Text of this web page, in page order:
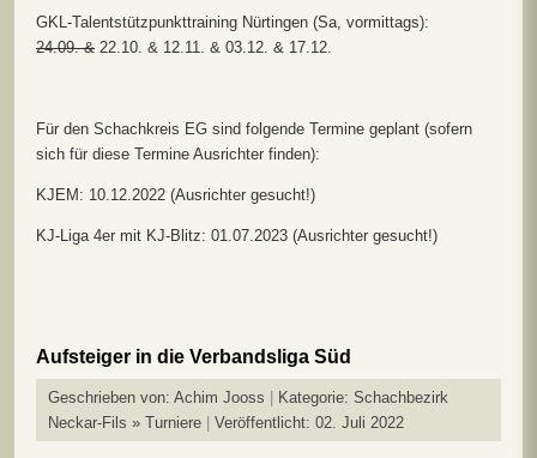
GKL-Talentstützpunkttraining Nürtingen (Sa, vormittags):
24.09. & 22.10. & 12.11. & 03.12. & 17.12.
Für den Schachkreis EG sind folgende Termine geplant (sofern
sich für diese Termine Ausrichter finden):
KJEM: 10.12.2022 (Ausrichter gesucht!)
KJ-Liga 4er mit KJ-Blitz: 01.07.2023 (Ausrichter gesucht!)
Aufsteiger in die Verbandsliga Süd
Geschrieben von: Achim Jooss Kategorie: Schachbezirk
Neckar-Fils » Turniere
Veröffentlicht: 02. Juli 2022